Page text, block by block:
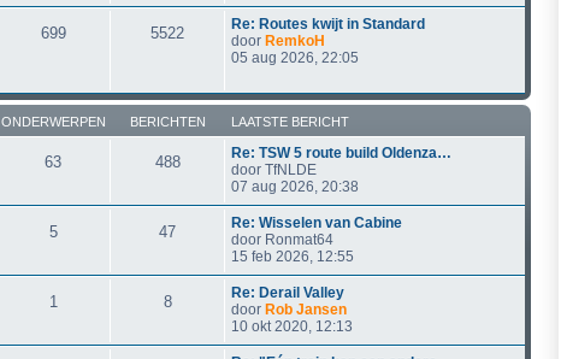
699 5522
Re: Routes kwijt in Standard
door RemkoH
05 aug 2026, 22:05
ONDERWERPEN BERICHTEN LAATSTE BERICHT
63 488
Re: TSW 5 route build Oldenza…
door TfNLDE
07 aug 2026, 20:38
5 47
Re: Wisselen van Cabine
door Ronmat64
15 feb 2026, 12:55
1 8
Re: Derail Valley
door Rob Jansen
10 okt 2020, 12:13